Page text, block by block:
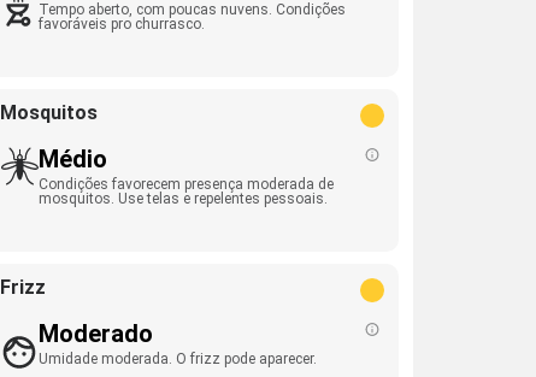
Tempo aberto, com poucas nuvens. Condições
favoráveis pro churrasco.
Mosquitos
Médio
Condições favorecem presença moderada de
mosquitos. Use telas e repelentes pessoais.
Frizz
Moderado
Umidade moderada. O frizz pode aparecer.